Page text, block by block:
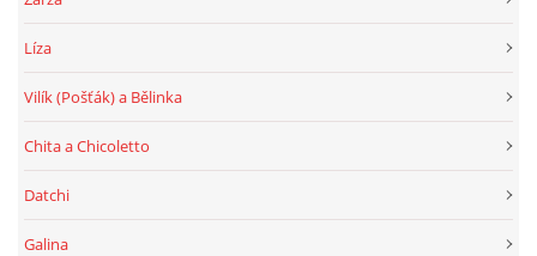
Líza
Vilík (Pošťák) a Bělinka
Chita a Chicoletto
Datchi
Galina